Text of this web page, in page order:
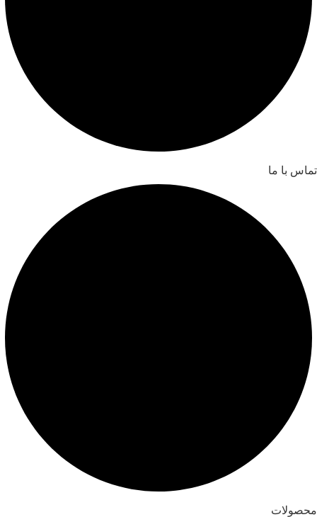
تماس با ما
محصولات